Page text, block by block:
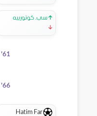
↑سي. كوتورييه
↓
61
'
66
'
Hatim Far